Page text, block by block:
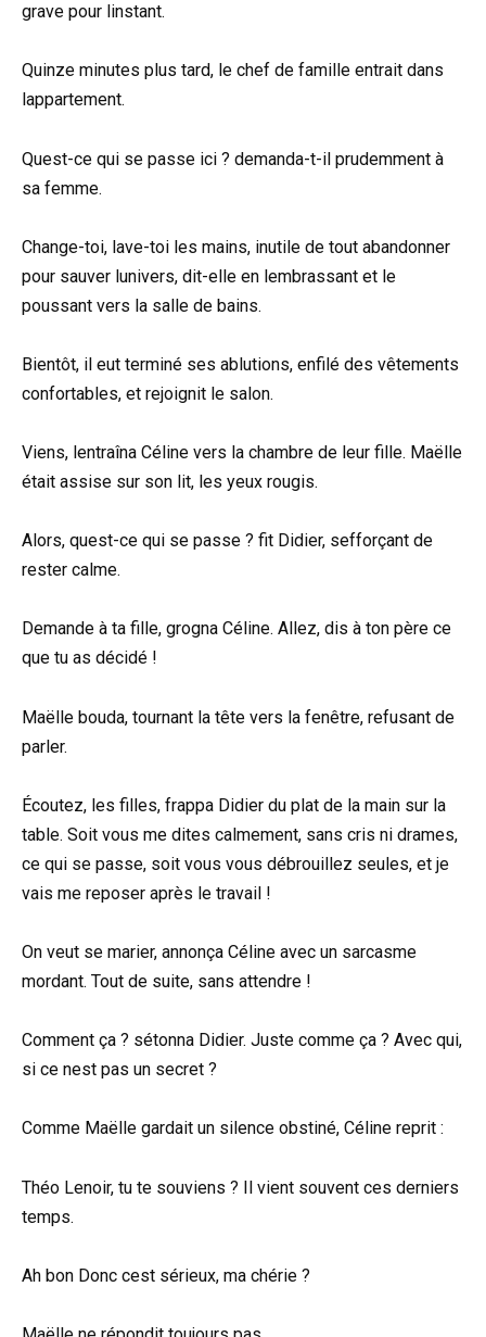
grave pour linstant.
Quinze minutes plus tard, le chef de famille entrait dans
lappartement.
Quest-ce qui se passe ici ? demanda-t-il prudemment à
sa femme.
Change-toi, lave-toi les mains, inutile de tout abandonner
pour sauver lunivers, dit-elle en lembrassant et le
poussant vers la salle de bains.
Bientôt, il eut terminé ses ablutions, enfilé des vêtements
confortables, et rejoignit le salon.
Viens, lentraîna Céline vers la chambre de leur fille. Maëlle
était assise sur son lit, les yeux rougis.
Alors, quest-ce qui se passe ? fit Didier, sefforçant de
rester calme.
Demande à ta fille, grogna Céline. Allez, dis à ton père ce
que tu as décidé !
Maëlle bouda, tournant la tête vers la fenêtre, refusant de
parler.
Écoutez, les filles, frappa Didier du plat de la main sur la
table. Soit vous me dites calmement, sans cris ni drames,
ce qui se passe, soit vous vous débrouillez seules, et je
vais me reposer après le travail !
On veut se marier, annonça Céline avec un sarcasme
mordant. Tout de suite, sans attendre !
Comment ça ? sétonna Didier. Juste comme ça ? Avec qui,
si ce nest pas un secret ?
Comme Maëlle gardait un silence obstiné, Céline reprit :
Théo Lenoir, tu te souviens ? Il vient souvent ces derniers
temps.
Ah bon Donc cest sérieux, ma chérie ?